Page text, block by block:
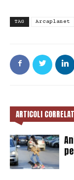
TAG Arcaplanet
ARTICOLI